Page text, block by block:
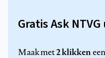
Gratis Ask
Maak met2 klikken